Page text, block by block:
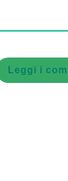
Leggi i